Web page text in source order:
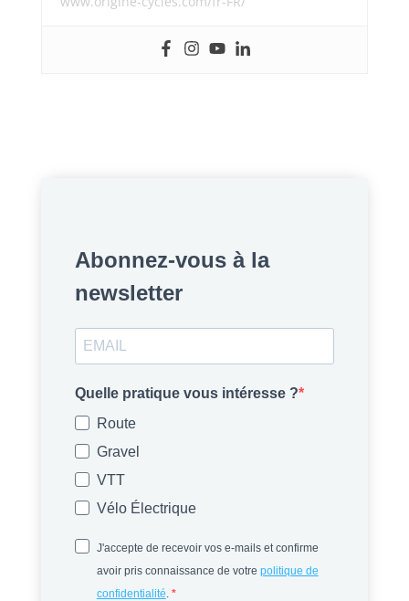
Abonnez-vous à la
newsletter
Quelle pratique vous intéresse ?
Route
Gravel
VTT
Vélo Électrique
J'accepte de recevoir vos e-mails et confirme
avoir pris connaissance de votre politique de
confidentialité